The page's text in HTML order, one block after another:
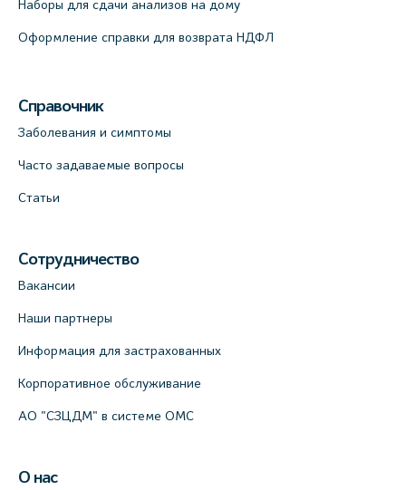
Наборы для сдачи анализов на дому
Оформление справки для возврата НДФЛ
Справочник
Заболевания и симптомы
Часто задаваемые вопросы
Статьи
Сотрудничество
Вакансии
Наши партнеры
Информация для застрахованных
Корпоративное обслуживание
АО "СЗЦДМ" в системе ОМС
О нас